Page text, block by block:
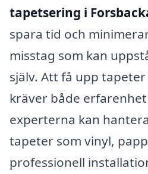
tapetsering i
spara tid och
misstag som kan
själv. Att få upp
kräver både
experterna kan
tapeter som vinyl,
professionell